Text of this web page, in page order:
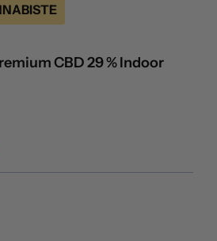
CBD 29 % Indoor